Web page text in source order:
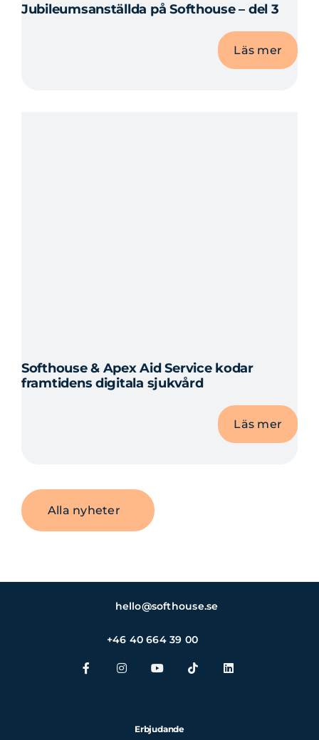
Jubileumsanställda på Softhouse – del 3
Läs mer
Softhouse & Apex Aid Service kodar
framtidens digitala sjukvård
Läs mer
Alla nyheter
hello@softhouse.se
+46 40 664 39 00
Erbjudande